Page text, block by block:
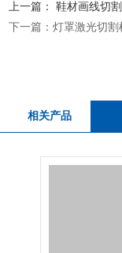
上一篇：鞋材画线切
下一篇：灯罩激光切
相关产品